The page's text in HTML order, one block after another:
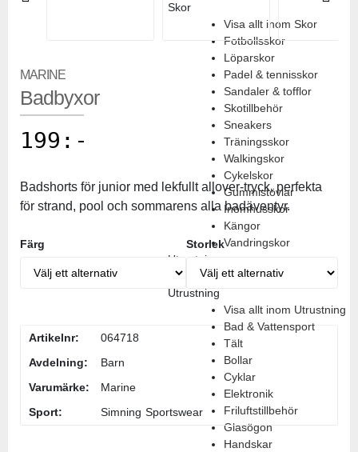
Skor
Visa allt inom Skor
Fotbollsskor
Löparskor
Padel & tennisskor
Sandaler & tofflor
Skotillbehör
Sneakers
Träningsskor
Walkingskor
Cykelskor
Gummistövlar
Inomhusskor
Kängor
Vandringskor
Utrustning
Tillbaks till Dam
Utrustning
Visa allt inom Utrustning
Bad & Vattensport
Tält
Bollar
Cyklar
Elektronik
Friluftstillbehör
Glasögon
Handskar
MARINE
Badbyxor
199 :-
Badshorts för junior med lekfullt allover-tryck, perfekta
för strand, pool och sommarens alla badäventyr.
Färg Storlek
Artikelnr:
064718
Avdelning:
Barn
Varumärke:
Marine
Sport:
Simning Sportswear